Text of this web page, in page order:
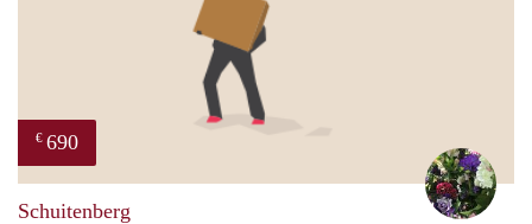
€ 690
Schuitenberg